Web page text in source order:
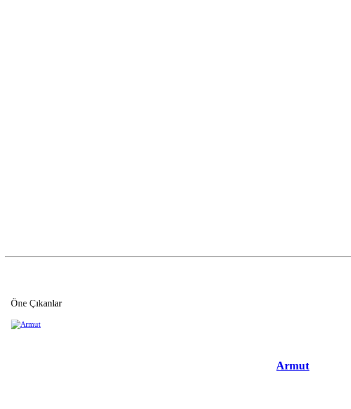
Öne Çıkanlar
Armut